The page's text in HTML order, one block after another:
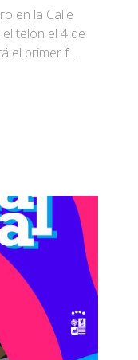
en la Calle
telón el 4 de
el primer f...